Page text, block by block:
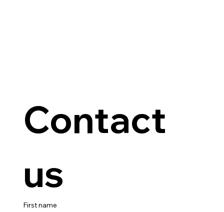
Contact
us
First name